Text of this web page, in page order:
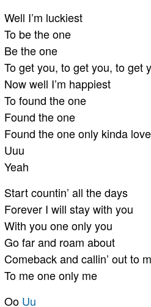
Well I’m luckiest
To be the one
Be the one
To get you, to get you, to get
Now well I’m happiest
To found the one
Found the one
Found the one only kinda love
Uuu
Yeah
Start countin’ all the days
Forever I will stay with you
With you one only you
Go far and roam about
Comeback and callin’ out to
To me one only me
Oo Uu